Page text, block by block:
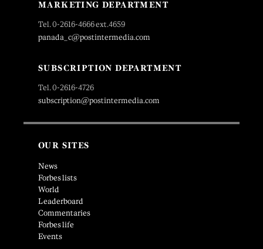
MARKETING DEPARTMENT
Tel. 0-2616-4666 ext.4659
panada_c@postintermedia.com
SUBSCRIPTION DEPARTMENT
Tel. 0-2616-4726
subscription@postintermedia.com
OUR SITES
News
Forbes lists
World
Leaderboard
Commentaries
Forbes life
Events